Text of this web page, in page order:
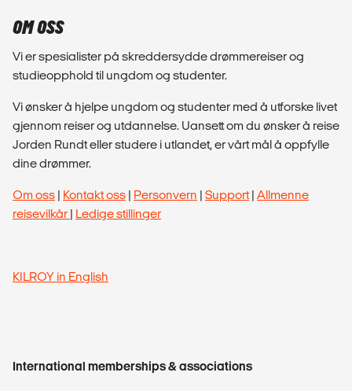
OM OSS
Vi er spesialister på skreddersydde drømmereiser og
studieopphold til ungdom og studenter.
Vi ønsker å hjelpe ungdom og studenter med å utforske livet
gjennom reiser og utdannelse. Uansett om du ønsker å reise
Jorden Rundt eller studere i utlandet, er vårt mål å oppfylle
dine drømmer.
Om oss | Kontakt oss | Personvern | Support| Allmenne
reisevilkår | Ledige stillinger
KILROY in English
International memberships & associations